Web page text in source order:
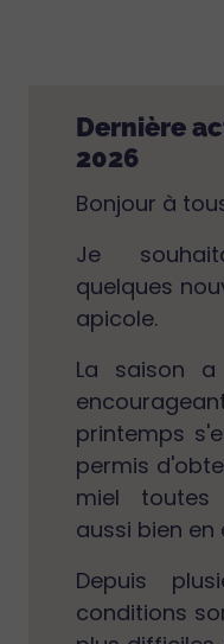
Dernière
2026
Bonjour à
Je
quelques
apicole.
La saison
printemps
permis
miel toutes
aussi bien
Depuis
conditions